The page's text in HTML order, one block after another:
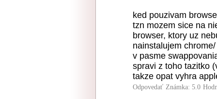
ked pouzivam
tzn mozem sice na
browser, ktory uz
nainstalujem
v pasme
spravi z toho tazitko
takze opat vyhra
Odpovedať Známka: 5.0